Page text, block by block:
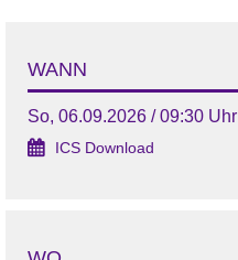
WANN
So, 06.09.2026 / 09:30 Uhr
ICS Download